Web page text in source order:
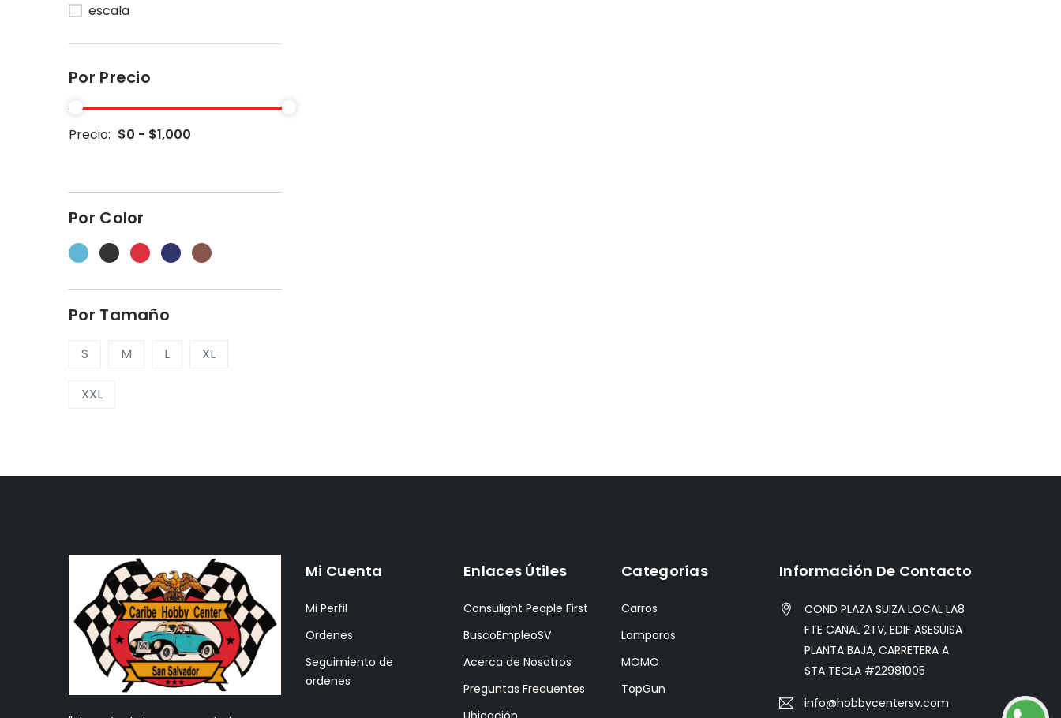
escala
Por Precio
Precio: $0 - $1,000
Por Color
Por Tamaño
S M L XL
XXL
Mi Cuenta
Mi Perfil
Ordenes
Seguimiento de
ordenes
Enlaces Útiles
Consulight People First
BuscoEmpleoSV
Acerca de Nosotros
Preguntas Frecuentes
Categorías
Carros
Lamparas
MOMO
TopGun
Información De Contacto
COND PLAZA SUIZA LOCAL LA8
FTE CANAL 2TV, EDIF ASESUISA
PLANTA BAJA, CARRETERA A
STA TECLA #22981005
info@hobbycentersv.com